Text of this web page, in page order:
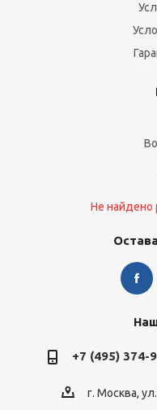
Не найдено
+7 (495) 374-
г. Москва,